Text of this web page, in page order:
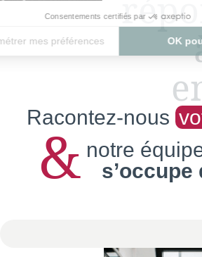
Racontez-nous
& notre
s’occupe